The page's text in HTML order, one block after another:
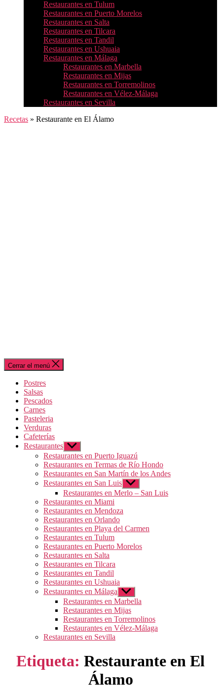
Restaurantes en Tulum
Restaurantes en Puerto Morelos
Restaurantes en Salta
Restaurantes en Tilcara
Restaurantes en Tandil
Restaurantes en Ushuaia
Restaurantes en Málaga
Restaurantes en Marbella
Restaurantes en Mijas
Restaurantes en Torremolinos
Restaurantes en Vélez-Málaga
Restaurantes en Sevilla
Recetas » Restaurante en El Álamo
Cerrar el menú
Postres
Salsas
Pescados
Carnes
Pasteleria
Verduras
Cafeterías
Restaurantes Mostrar
el
submenú
Restaurantes en Puerto Iguazú
Restaurantes en Termas de Río Hondo
Restaurantes en San Martín de los Andes
Restaurantes en San Luis Mostrar
el
submenú
Restaurantes en Merlo – San Luis
Restaurantes en Miami
Restaurantes en Mendoza
Restaurantes en Orlando
Restaurantes en Playa del Carmen
Restaurantes en Tulum
Restaurantes en Puerto Morelos
Restaurantes en Salta
Restaurantes en Tilcara
Restaurantes en Tandil
Restaurantes en Ushuaia
Restaurantes en Málaga Mostrar
el
submenú
Restaurantes en Marbella
Restaurantes en Mijas
Restaurantes en Torremolinos
Restaurantes en Vélez-Málaga
Restaurantes en Sevilla
Etiqueta: Restaurante en El
Álamo